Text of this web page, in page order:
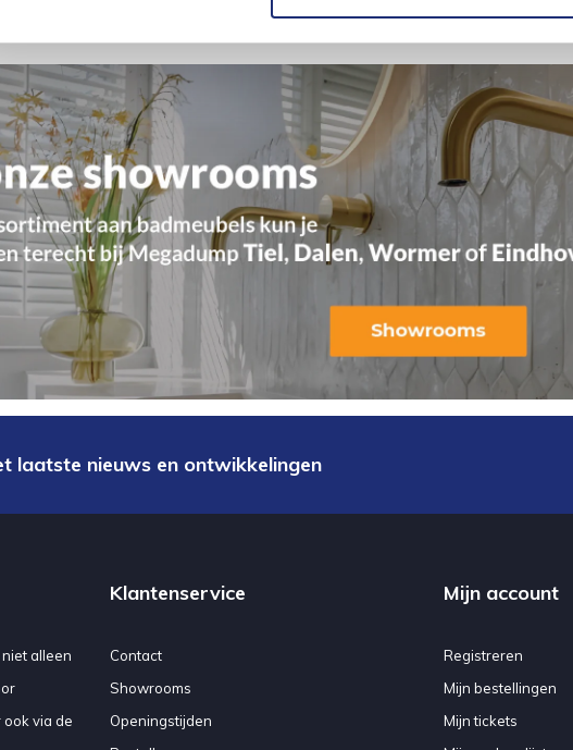
laatste nieuws en ontwikkelingen
alleen
via de
Klantenservice
Contact
Showrooms
Openingstijden
Mijn account
Registreren
Mijn bestellingen
Mijn tickets